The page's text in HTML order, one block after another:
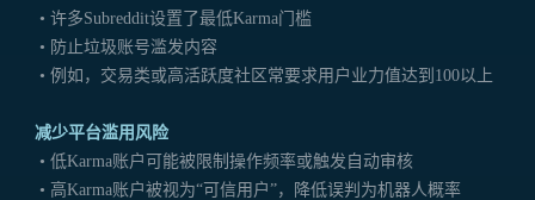
• 许多Subreddit设置了最低Karma门槛
• 防止垃圾账号滥发内容
• 例如，交易类或高活跃度社区常要求用户业力值达到100以上
减少平台滥用风险
• 低Karma账户可能被限制操作频率或触发自动审核
• 高Karma账户被视为“可信用户”，降低误判为机器人概率